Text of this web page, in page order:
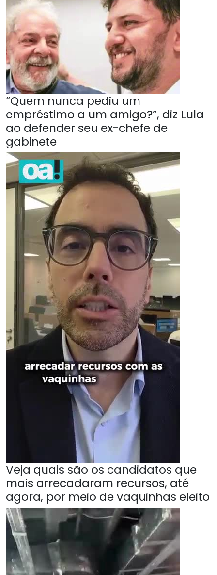
“Quem nunca pediu um
empréstimo a um amigo?”, diz Lula
ao defender seu ex-chefe de
gabinete
Veja quais são os candidatos que
mais arrecadaram recursos, até
agora, por meio de vaquinhas eleito